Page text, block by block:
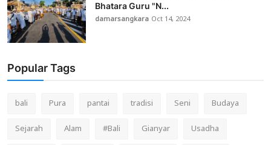
Bhatara Guru "N...
damarsangkara Oct 14, 2024
Popular Tags
bali Pura pantai tradisi Seni
Budaya
Sejarah
Alam #Bali Gianyar
Usadha